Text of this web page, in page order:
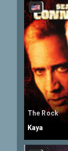
The Rock
Kaya